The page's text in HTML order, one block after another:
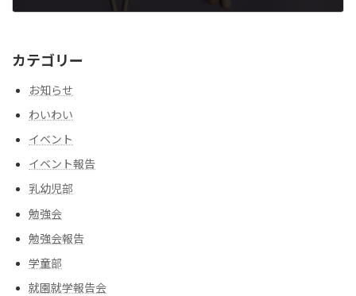
カテゴリー
お知らせ
わいわい
イベント
イベント報告
乳幼児部
勉強会
勉強会報告
学童部
就園就学報告会